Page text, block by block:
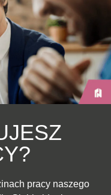
pracy naszego